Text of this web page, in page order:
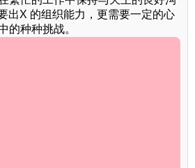
出X 的组织能力，更需要一定的心
的种种挑战。